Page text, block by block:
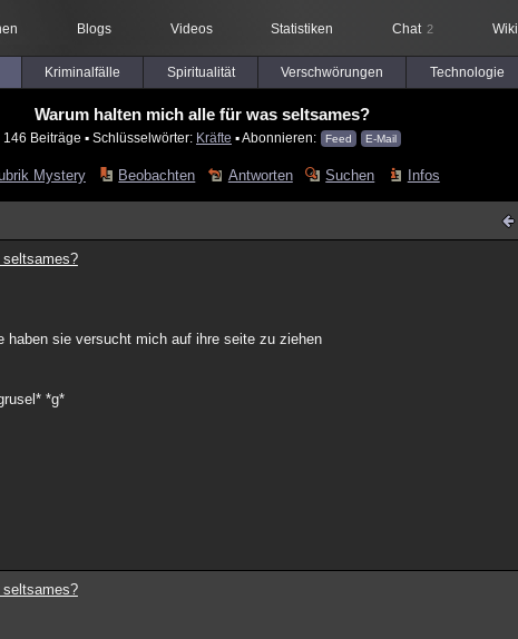
Blogs Videos Statistiken Chat 2 Wiki
Kriminalfälle Spiritualität Verschwörungen Technologie
Warum halten mich alle für was seltsames?
146 Beiträge ▪ Schlüsselwörter: Kräfte ▪ Abonnieren: Feed E-Mail
Mystery Beobachten Antworten Suchen Infos
haben sie versucht mich auf ihre seite zu ziehen
*g*